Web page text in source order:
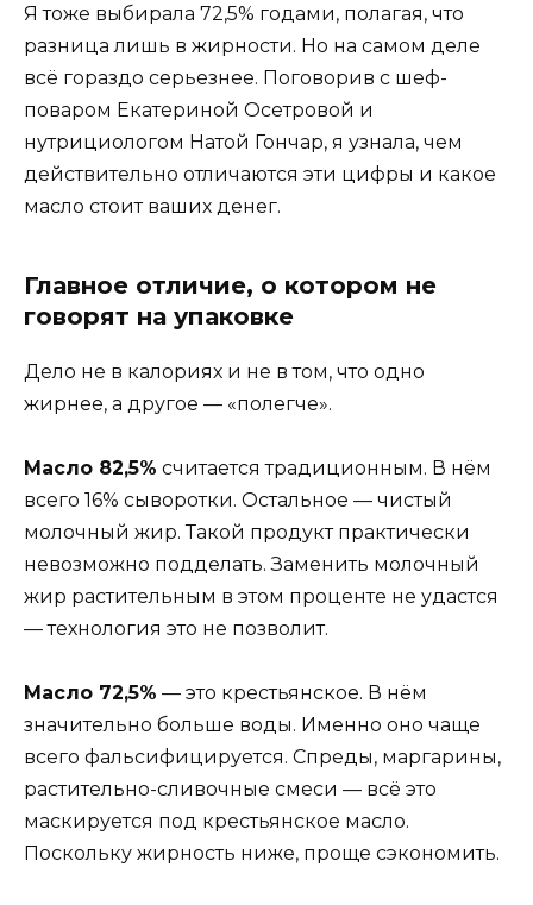
Я тоже выбирала 72,5% годами, полагая, что
разница лишь в жирности. Но на самом деле
всё гораздо серьезнее. Поговорив с шеф-
поваром Екатериной Осетровой и
нутрициологом Натой Гончар, я узнала, чем
действительно отличаются эти цифры и какое
масло стоит ваших денег.
Главное отличие, о котором не
говорят на упаковке
Дело не в калориях и не в том, что одно
жирнее, а другое — «полегче».
Масло 82,5% считается традиционным. В нём
всего 16% сыворотки. Остальное — чистый
молочный жир. Такой продукт практически
невозможно подделать. Заменить молочный
жир растительным в этом проценте не удастся
— технология это не позволит.
Масло 72,5% — это крестьянское. В нём
значительно больше воды. Именно оно чаще
всего фальсифицируется. Спреды, маргарины,
растительно-сливочные смеси — всё это
маскируется под крестьянское масло.
Поскольку жирность ниже, проще сэкономить.